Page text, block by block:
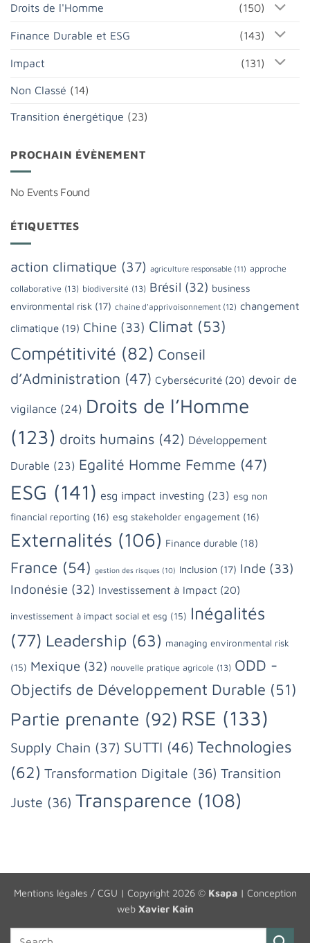
Droits de l'Homme (150)
Finance Durable et ESG (143)
Impact (131)
Non Classé (14)
Transition énergétique (23)
PROCHAIN ÉVÈNEMENT
No Events Found
ÉTIQUETTES
action climatique (37) agriculture responsable (11) approche
collaborative (13) biodiversité (13) Brésil (32) business
environmental risk (17) chaine d'apprivoisonnement (12) changement
climatique (19) Chine (33) Climat (53)
Compétitivité (82) Conseil
d’Administration (47) Cybersécurité (20) devoir de
vigilance (24) Droits de l’Homme
(123) droits humains (42) Développement
Durable (23) Egalité Homme Femme (47)
ESG (141) esg impact investing (23) esg non
financial reporting (16) esg stakeholder engagement (16)
Externalités (106) Finance durable (18)
France (54) gestion des risques (10) Inclusion (17) Inde (33)
Indonésie (32) Investissement à Impact (20)
investissement à impact social et esg (15) Inégalités
(77) Leadership (63) managing environmental risk
(15) Mexique (32) nouvelle pratique agricole (13) ODD -
Objectifs de Développement Durable (51)
Partie prenante (92) RSE (133)
Supply Chain (37) SUTTI (46) Technologies
(62) Transformation Digitale (36) Transition
Juste (36) Transparence (108)
Mentions légales / CGU | Copyright 2026 © Ksapa| Conception
web Xavier Kain